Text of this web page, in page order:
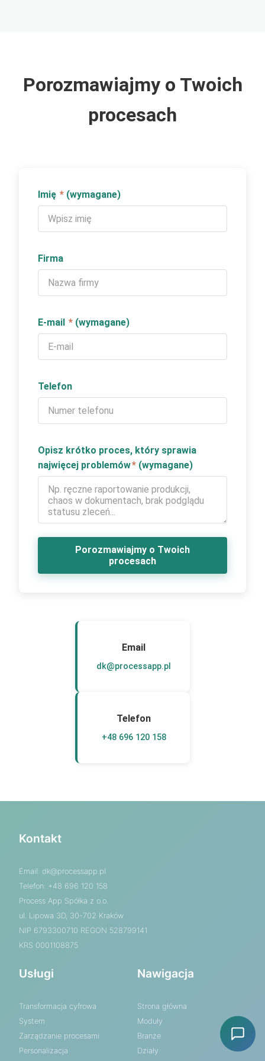
Porozmawiajmy o Twoich
procesach
Imię * (wymagane)
Firma
E-mail * (wymagane)
Telefon
Opisz krótko proces, który sprawia
najwięcej problemów* (wymagane)
Porozmawiajmy o Twoich
procesach
Email
dk@processapp.pl
Telefon
+48 696 120 158
Kontakt
Email: dk@processapp.pl
Telefon: +48 696 120 158
Process App Spółka z o.o.
ul. Lipowa 3D, 30-702 Kraków
NIP 6793300710 REGON 528799141
KRS 0001108875
Usługi
Transformacja cyfrowa
System
Zarządzanie procesami
Personalizacja
Nawigacja
Strona główna
Moduły
Branże
Działy